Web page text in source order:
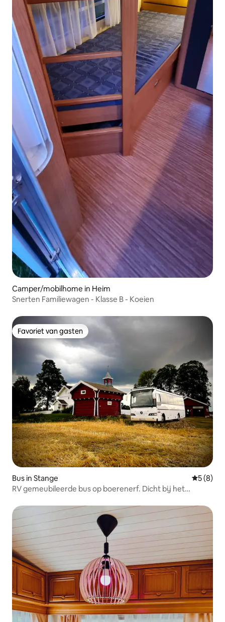
Camper/mobilhome in Heim
Snerten Familiewagen - Klasse B - Koeien
Favoriet van gasten
Favoriet van gasten
Bus in Stange
5 (8)
RV gemeubileerde bus op boerenerf. Dicht bij het